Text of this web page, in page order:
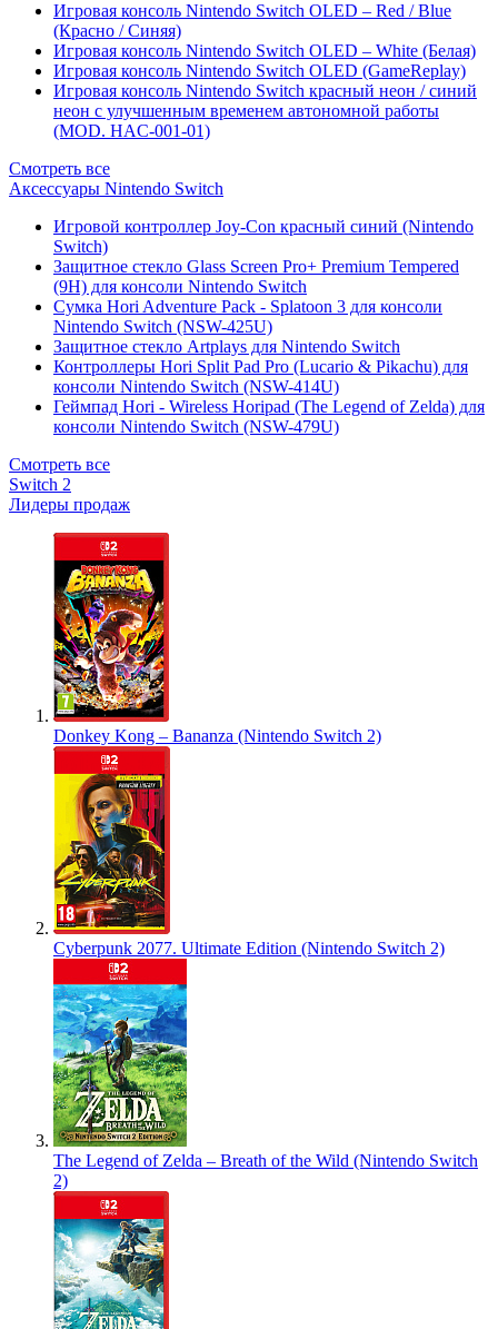
Игровая консоль Nintendo Switch OLED – Red / Blue
(Красно / Синяя)
Игровая консоль Nintendo Switch OLED – White (Белая)
Игровая консоль Nintendo Switch OLED (GameReplay)
Игровая консоль Nintendo Switch красный неон / синий
неон с улучшенным временем автономной работы
(MOD. HAC-001-01)
Смотреть все
Аксессуары Nintendo Switch
Игровой контроллер Joy-Con красный синий (Nintendo
Switch)
Защитное стекло Glass Screen Pro+ Premium Tempered
(9H) для консоли Nintendo Switch
Сумка Hori Adventure Pack - Splatoon 3 для консоли
Nintendo Switch (NSW-425U)
Защитное стекло Artplays для Nintendo Switch
Контроллеры Hori Split Pad Pro (Lucario & Pikachu) для
консоли Nintendo Switch (NSW-414U)
Геймпад Hori - Wireless Horipad (The Legend of Zelda) для
консоли Nintendo Switch (NSW-479U)
Смотреть все
Switch 2
Лидеры продаж
Donkey Kong – Bananza (Nintendo Switch 2)
Cyberpunk 2077. Ultimate Edition (Nintendo Switch 2)
The Legend of Zelda – Breath of the Wild (Nintendo Switch
2)